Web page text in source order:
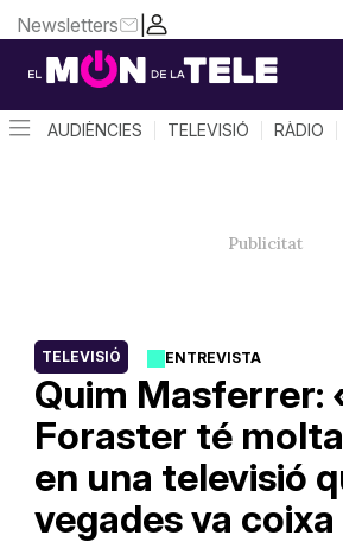
|
Newsletters
AUDIÈNCIES TELEVISIÓ RÀDIO
ENTREVISTA
Quim Masferrer:
Foraster té
en una televisió
vegades va
TELEVISIÓ